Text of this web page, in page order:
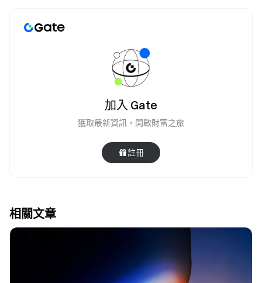
加入 Gate
獲取最新資訊，開啟財富之旅
註冊
相關文章